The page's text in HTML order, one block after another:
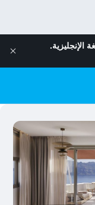
الإنجليزية.